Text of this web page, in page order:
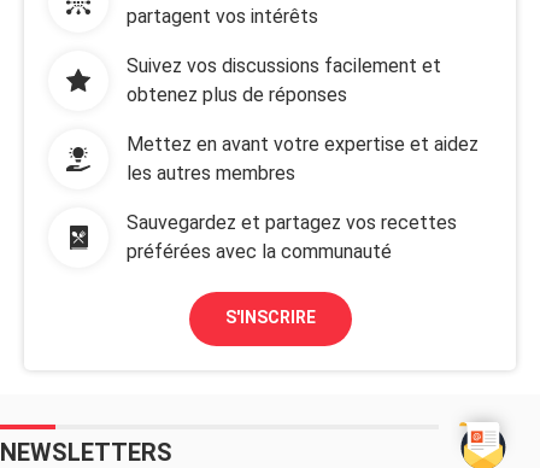
partagent vos intérêts
Suivez vos discussions facilement et
obtenez plus de réponses
Mettez en avant votre expertise et aidez
les autres membres
Sauvegardez et partagez vos recettes
préférées avec la communauté
S'INSCRIRE
NEWSLETTERS